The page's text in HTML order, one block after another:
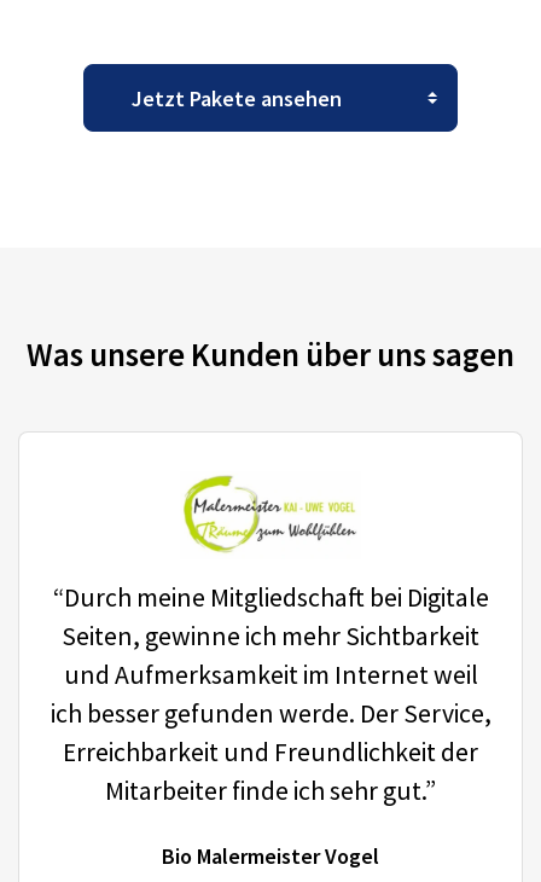
Was unsere Kunden über uns sagen
“Durch meine Mitgliedschaft bei Digitale
Seiten, gewinne ich mehr Sichtbarkeit
und Aufmerksamkeit im Internet weil
ich besser gefunden werde. Der Service,
Erreichbarkeit und Freundlichkeit der
Mitarbeiter finde ich sehr gut.”
Bio Malermeister Vogel